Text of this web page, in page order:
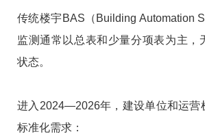
传统楼宇BAS（Building Automation
监测通常以总表和少量分项表为主，
状态。
进入2024—2026年，建设单位和运营
标准化需求：